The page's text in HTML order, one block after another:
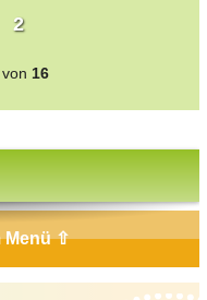
2
von 16
Menü ⇧